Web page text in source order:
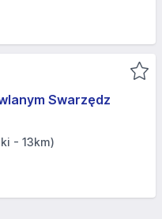
Swarzędz
- 13km)